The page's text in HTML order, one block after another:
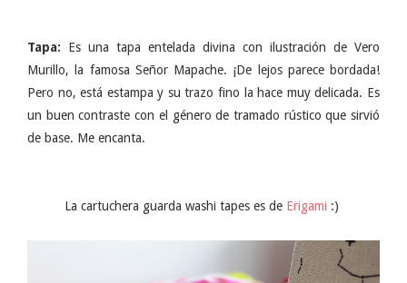
Tapa: Es una tapa entelada divina con ilustración de Vero
Murillo, la famosa Señor Mapache. ¡De lejos parece bordada!
Pero no, está estampa y su trazo fino la hace muy delicada. Es
un buen contraste con el género de tramado rústico que sirvió
de base. Me encanta.
La cartuchera guarda washi tapes es de Erigami :)